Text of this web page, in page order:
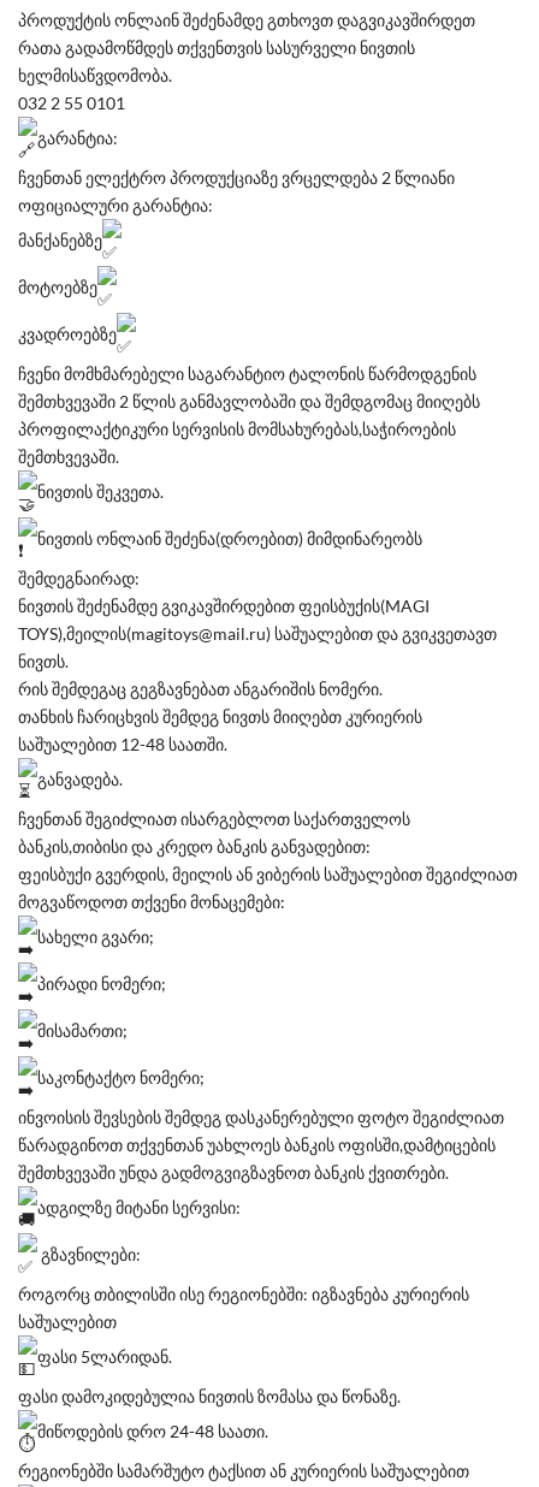
პროდუქტის ონლაინ შეძენამდე გთხოვთ დაგვიკავშირდეთ
რათა გადამოწმდეს თქვენთვის სასურველი ნივთის
ხელმისაწვდომობა.
032 2 55 0101
გარანტია:
ჩვენთან ელექტრო პროდუქციაზე ვრცელდება 2 წლიანი
ოფიციალური გარანტია:
მანქანებზე
მოტოებზე
კვადროებზე
ჩვენი მომხმარებელი საგარანტიო ტალონის წარმოდგენის
შემთხვევაში 2 წლის განმავლობაში და შემდგომაც მიიღებს
პროფილაქტიკური სერვისის მომსახურებას,საჭიროების
შემთხვევაში.
ნივთის შეკვეთა.
ნივთის ონლაინ შეძენა(დროებით) მიმდინარეობს
შემდეგნაირად:
ნივთის შეძენამდე გვიკავშირდებით ფეისბუქის(MAGI
TOYS),მეილის(magitoys@mail.ru) საშუალებით და გვიკვეთავთ
ნივთს.
რის შემდეგაც გეგზავნებათ ანგარიშის ნომერი.
თანხის ჩარიცხვის შემდეგ ნივთს მიიღებთ კურიერის
საშუალებით 12-48 საათში.
განვადება.
ჩვენთან შეგიძლიათ ისარგებლოთ საქართველოს
ბანკის,თიბისი და კრედო ბანკის განვადებით:
ფეისბუქი გვერდის, მეილის ან ვიბერის საშუალებით შეგიძლიათ
მოგვაწოდოთ თქვენი მონაცემები:
სახელი გვარი;
პირადი ნომერი;
მისამართი;
საკონტაქტო ნომერი;
ინვოისის შევსების შემდეგ დასკანერებული ფოტო შეგიძლიათ
წარადგინოთ თქვენთან უახლოეს ბანკის ოფისში,დამტიცების
შემთხვევაში უნდა გადმოგვიგზავნოთ ბანკის ქვითრები.
ადგილზე მიტანი სერვისი:
გზავნილები:
როგორც თბილისში ისე რეგიონებში: იგზავნება კურიერის
საშუალებით
ფასი 5ლარიდან.
ფასი დამოკიდებულია ნივთის ზომასა და წონაზე.
მიწოდების დრო 24-48 საათი.
რეგიონებში სამარშუტო ტაქსით ან კურიერის საშუალებით